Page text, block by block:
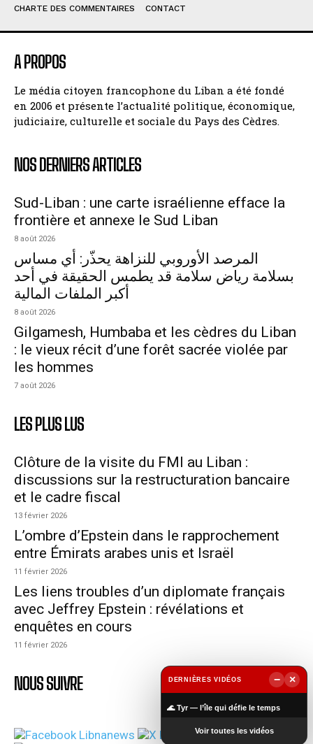
CHARTE DES COMMENTAIRES
CONTACT
A PROPOS
Le média citoyen francophone du Liban a été fondé
en 2006 et présente l’actualité politique, économique,
judiciaire, culturelle et sociale du Pays des Cèdres.
NOS DERNIERS ARTICLES
Sud-Liban : une carte israélienne efface la
frontière et annexe le Sud Liban
8 août 2026
المرصد الأوروبي للنزاهة يحذّر: أي مساس
بسلامة رياض سلامة قد يطمس الحقيقة في أحد
أكبر الملفات المالية
8 août 2026
Gilgamesh, Humbaba et les cèdres du Liban
: le vieux récit d’une forêt sacrée violée par
les hommes
7 août 2026
LES PLUS LUS
Clôture de la visite du FMI au Liban :
discussions sur la restructuration bancaire
et le cadre fiscal
13 février 2026
L’ombre d’Epstein dans le rapprochement
entre Émirats arabes unis et Israël
11 février 2026
Les liens troubles d’un diplomate français
avec Jeffrey Epstein : révélations et
enquêtes en cours
11 février 2026
NOUS SUIVRE DERNIÈRES VIDÉOS −
×
🌊 Tyr — l’île qui défie le temps
Voir toutes les vidéos